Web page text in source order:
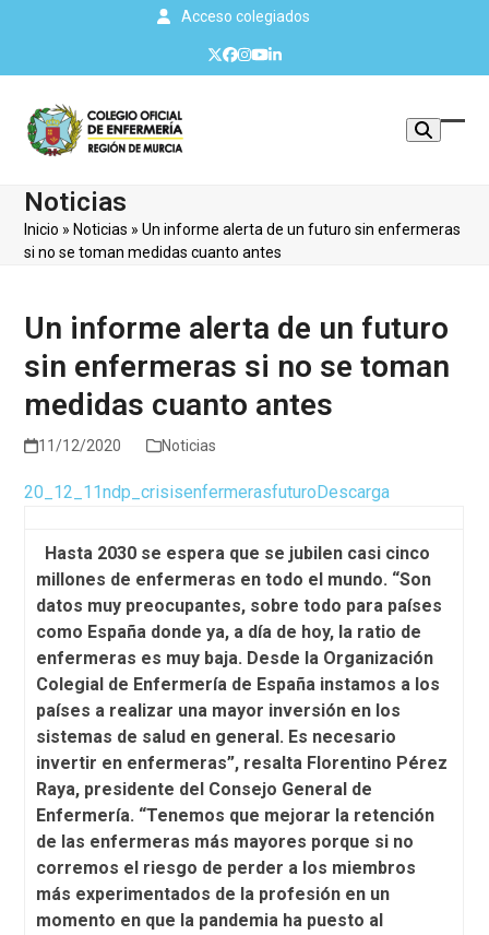
Acceso colegiados
Twitter
Facebook
Instagram
YouTube
LinkedIn
Noticias
Inicio » Noticias »Un informe alerta de un futuro sin enfermeras
si no se toman medidas cuanto antes
Un informe alerta de un futuro
sin enfermeras si no se toman
medidas cuanto antes
11/12/2020 Noticias
20_12_11ndp_crisisenfermerasfuturoDescarga
Hasta 2030 se espera que se jubilen casi cinco
millones de enfermeras en todo el mundo. “Son
datos muy preocupantes, sobre todo para países
como España donde ya, a día de hoy, la ratio de
enfermeras es muy baja. Desde la Organización
Colegial de Enfermería de España instamos a los
países a realizar una mayor inversión en los
sistemas de salud en general. Es necesario
invertir en enfermeras”, resalta Florentino Pérez
Raya, presidente del Consejo General de
Enfermería. “Tenemos que mejorar la retención
de las enfermeras más mayores porque si no
corremos el riesgo de perder a los miembros
más experimentados de la profesión en un
momento en que la pandemia ha puesto al